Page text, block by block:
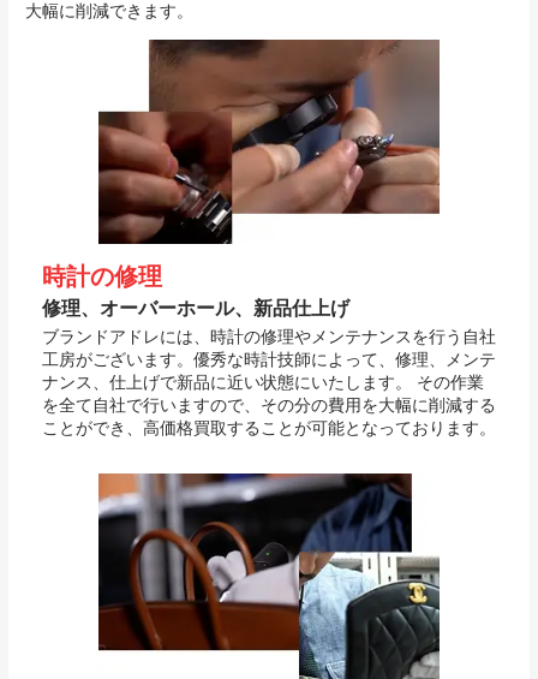
大幅に削減できます。
時計の修理
修理、オーバーホール、新品仕上げ
ブランドアドレには、時計の修理やメンテナンスを行う自社
工房がございます。優秀な時計技師によって、修理、メンテ
ナンス、仕上げで新品に近い状態にいたします。 その作業
を全て自社で行いますので、その分の費用を大幅に削減する
ことができ、高価格買取することが可能となっております。